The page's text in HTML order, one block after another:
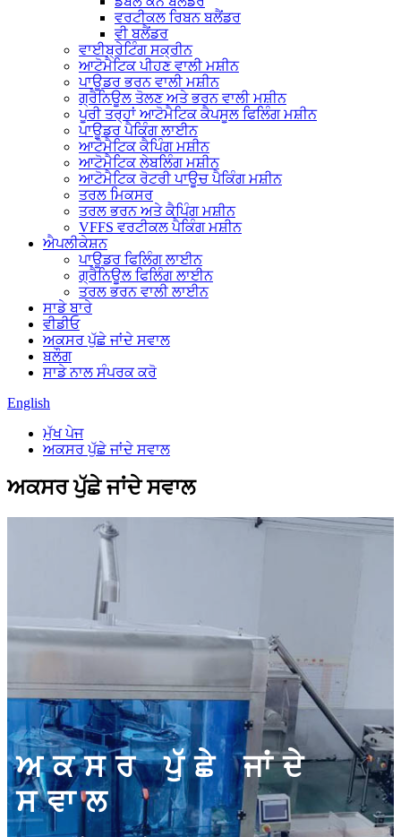
ਵਰਟੀਕਲ ਰਿਬਨ ਬਲੈਂਡਰ
ਵੀ ਬਲੈਂਡਰ
ਵਾਈਬ੍ਰੇਟਿੰਗ ਸਕ੍ਰੀਨ
ਆਟੋਮੈਟਿਕ ਪੀਹਣ ਵਾਲੀ ਮਸ਼ੀਨ
ਪਾਊਡਰ ਭਰਨ ਵਾਲੀ ਮਸ਼ੀਨ
ਗ੍ਰੈਨਿਊਲ ਤੋਲਣ ਅਤੇ ਭਰਨ ਵਾਲੀ ਮਸ਼ੀਨ
ਪੂਰੀ ਤਰ੍ਹਾਂ ਆਟੋਮੈਟਿਕ ਕੈਪਸੂਲ ਫਿਲਿੰਗ ਮਸ਼ੀਨ
ਪਾਊਡਰ ਪੈਕਿੰਗ ਲਾਈਨ
ਆਟੋਮੈਟਿਕ ਕੈਪਿੰਗ ਮਸ਼ੀਨ
ਆਟੋਮੈਟਿਕ ਲੇਬਲਿੰਗ ਮਸ਼ੀਨ
ਆਟੋਮੈਟਿਕ ਰੋਟਰੀ ਪਾਊਚ ਪੈਕਿੰਗ ਮਸ਼ੀਨ
ਤਰਲ ਮਿਕਸਰ
ਤਰਲ ਭਰਨ ਅਤੇ ਕੈਪਿੰਗ ਮਸ਼ੀਨ
VFFS ਵਰਟੀਕਲ ਪੈਕਿੰਗ ਮਸ਼ੀਨ
ਐਪਲੀਕੇਸ਼ਨ
ਪਾਊਡਰ ਫਿਲਿੰਗ ਲਾਈਨ
ਗ੍ਰੈਨਿਊਲ ਫਿਲਿੰਗ ਲਾਈਨ
ਤਰਲ ਭਰਨ ਵਾਲੀ ਲਾਈਨ
ਸਾਡੇ ਬਾਰੇ
ਵੀਡੀਓ
ਅਕਸਰ ਪੁੱਛੇ ਜਾਂਦੇ ਸਵਾਲ
ਬਲੌਗ
ਸਾਡੇ ਨਾਲ ਸੰਪਰਕ ਕਰੋ
English
ਮੁੱਖ ਪੇਜ
ਅਕਸਰ ਪੁੱਛੇ ਜਾਂਦੇ ਸਵਾਲ
ਅਕਸਰ ਪੁੱਛੇ ਜਾਂਦੇ ਸਵਾਲ
ਅਕਸਰ ਪੁੱਛੇ ਜਾਂਦੇ
ਸਵਾਲ